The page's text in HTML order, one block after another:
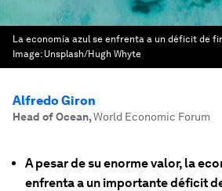
La economía azul se enfrenta a un déficit de
Image: Unsplash/Hugh Whyte
Alfredo Giron
Head of Ocean,World Economic Forum
A pesar de su enorme valor, la
enfrenta a un importante déficit